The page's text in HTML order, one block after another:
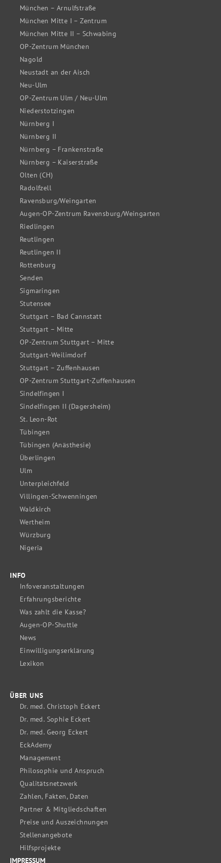
München – Arnulfstraße
München Mitte I – Zentrum
München Mitte II – Schwabing
OP-Zentrum München
Nagold
Neustadt an der Aisch
Neu-Ulm
OP-Zentrum Ulm / Neu-Ulm
Niederstotzingen
Nürnberg I
Nürnberg II
Nürnberg – Frankenstraße
Nürnberg – Kaiserstraße
Olten (CH)
Radolfzell
Ravensburg/Weingarten
Augen-OP-Zentrum Ravensburg/Weingarten
Riedlingen
Reutlingen
Reutlingen II
Rottenburg
Senden
Sigmaringen
Stutensee
Stuttgart – Bad Cannstatt
Stuttgart – Mitte
OP-Zentrum Stuttgart – Mitte
Stuttgart-Weilimdorf
Stuttgart – Zuffenhausen
OP-Zentrum Stuttgart-Zuffenhausen
Sindelfingen I
Sindelfingen II (Dagersheim)
St. Leon-Rot
Tübingen
Tübingen (Anästhesie)
Überlingen
Ulm
Unterpleichfeld
Villingen-Schwenningen
Waldkirch
Wertheim
Würzburg
Nigeria
INFO
Infoveranstaltungen
Erfahrungsberichte
Was zahlt die Kasse?
Augen-OP-Shuttle
News
Einwilligungserklärung
Lexikon
ÜBER UNS
Dr. med. Christoph Eckert
Dr. med. Sophie Eckert
Dr. med. Georg Eckert
EckAdemy
Management
Philosophie und Anspruch
Qualitätsnetzwerk
Zahlen, Fakten, Daten
Partner & Mitgliedschaften
Preise und Auszeichnungen
Stellenangebote
Hilfsprojekte
IMPRESSUM